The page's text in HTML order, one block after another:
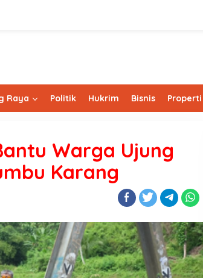
Raya Politik Hukrim Bisnis Properti
Warga Ujung
Karang